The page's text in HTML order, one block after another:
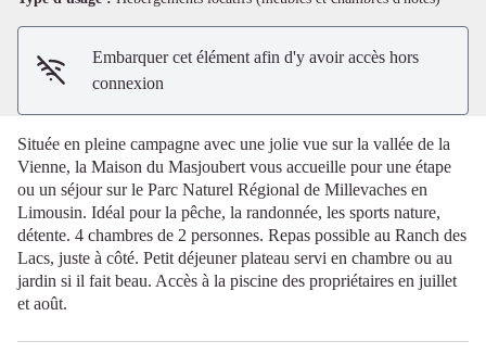
Embarquer cet élément afin d'y avoir accès hors
connexion
Située en pleine campagne avec une jolie vue sur la vallée de la
Vienne, la Maison du Masjoubert vous accueille pour une étape
ou un séjour sur le Parc Naturel Régional de Millevaches en
Limousin. Idéal pour la pêche, la randonnée, les sports nature,
détente. 4 chambres de 2 personnes. Repas possible au Ranch des
Lacs, juste à côté. Petit déjeuner plateau servi en chambre ou au
jardin si il fait beau. Accès à la piscine des propriétaires en juillet
et août.